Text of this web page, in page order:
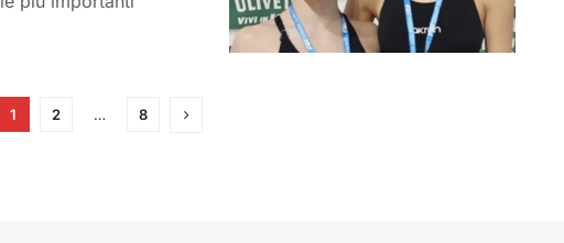
1 2 … 8